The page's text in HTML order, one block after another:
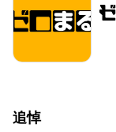
追悼